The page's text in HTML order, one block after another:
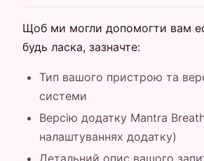
Щоб ми могли допомогти вам
будь ласка, зазначте:
Тип вашого пристрою та
системи
Версію додатку Mantra
налаштуваннях додатку)
Детальний опис вашого